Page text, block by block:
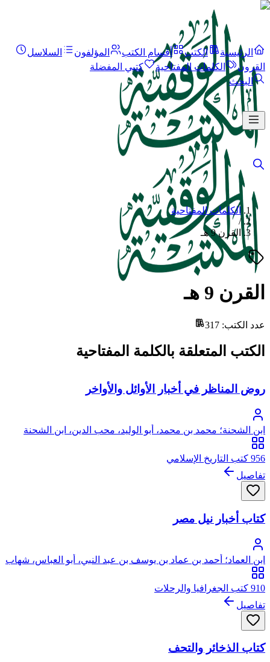
الرئيسية الكتب أقسام الكتب المؤلفون
السلاسل
القرون
الكلمات المفتاحية
كتبي المفضلة
البحث
الكلمات المفتاحية
/
القرن 9 هـ
القرن 9 هـ
عدد الكتب:
317
الكتب المتعلقة بالكلمة المفتاحية
روض المناظر في أخبار الأوائل والأواخر
ابن الشحنة؛ محمد بن محمد، أبو الوليد، محب الدين، ابن الشحنة
الحلبي
956 كتب التاريخ الإسلامي
تفاصيل
كتاب أخبار نيل مصر
ابن العماد؛ أحمد بن عماد بن يوسف بن عبد النبي، أبو العباس، شهاب
الدين الأقفهسي ثم القاهري
910 كتب الجغرافيا والرحلات
تفاصيل
كتاب الذخائر والتحف